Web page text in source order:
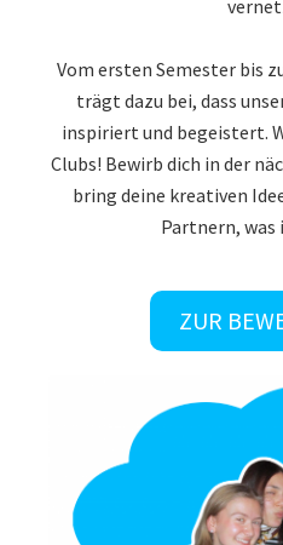
Vom ersten Semester bis
trägt dazu bei, dass
inspiriert und begeistert.
Clubs! Bewirb dich in der
bring deine kreativen
Partnern, was
ZUR